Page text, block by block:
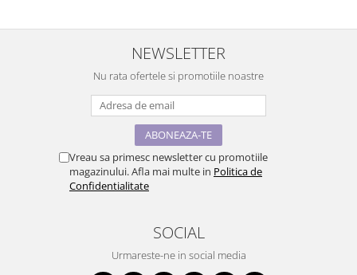
NEWSLETTER
Nu rata ofertele si promotiile noastre
Vreau sa primesc newsletter cu promotiile
magazinului. Afla mai multe in Politica de
Confidentialitate
SOCIAL
Urmareste-ne in social media